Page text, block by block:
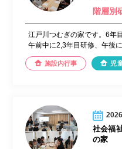
階層別
江戸川つむぎの家です。6年
午前中に2,3年目研修、午後
施設内行事 児
社会福
の家